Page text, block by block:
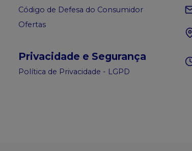
Código de Defesa do Consumidor
Ofertas
Privacidade e Segurança
Política de Privacidade - LGPD